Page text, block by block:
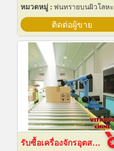
หมวดหมู่ : พ่นทรายบนผิวโลหะ
ติดต่อผู้ขาย
รับซื้อเครื่องจักรอุตสาหกรรมมือสอง